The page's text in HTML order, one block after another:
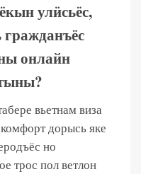
улӥсьёс,
онлайн
вьетнам виза
дорысь яке
но
трос пол ветлон